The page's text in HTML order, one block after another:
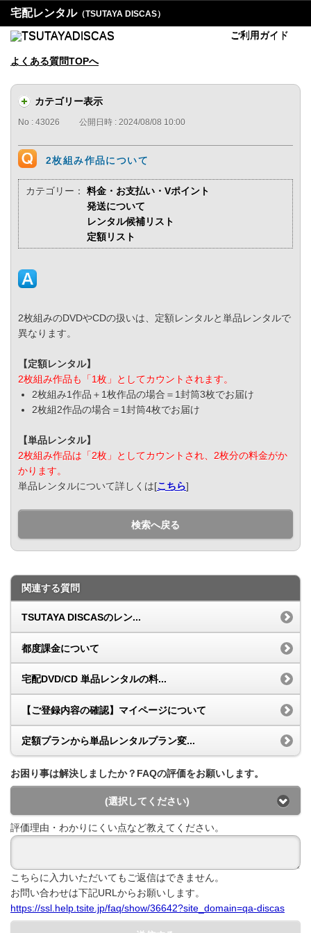
宅配レンタル（TSUTAYA DISCAS）
ご利用ガイド
よくある質問TOPへ
カテゴリー表示
No : 43026 公開日時 : 2024/08/08 10:00
2枚組み作品について
カテゴリー：
料金・お支払い・Vポイント
発送について
レンタル候補リスト
定額リスト
2枚組みのDVDやCDの扱いは、定額レンタルと単品レンタルで
異なります。
【定額レンタル】
2枚組み作品も「1枚」としてカウントされます。
2枚組み1作品＋1枚作品の場合＝1封筒3枚でお届け
2枚組2作品の場合＝1封筒4枚でお届け
【単品レンタル】
2枚組み作品は「2枚」としてカウントされ、2枚分の料金がか
かります。
単品レンタルについて詳しくは[こちら]
検索へ戻る
関連する質問
TSUTAYA DISCASのレン...
都度課金について
宅配DVD/CD 単品レンタルの料...
【ご登録内容の確認】マイページについて
定額プランから単品レンタルプラン変...
お困り事は解決しましたか？FAQの評価をお願いします。
(選択してください)
評価理由・わかりにくい点など教えてください。
こちらに入力いただいてもご返信はできません。
お問い合わせは下記URLからお願いします。
https://ssl.help.tsite.jp/faq/show/36642?site_domain=qa-discas